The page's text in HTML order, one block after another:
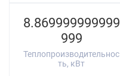
8.869999999999
999
Теплопроизводительнос
ть, кВт